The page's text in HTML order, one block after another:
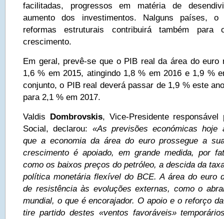
facilitadas, progressos em matéria de
aumento dos investimentos. Nalguns países,
reformas estruturais contribuirá também
crescimento.
Em geral, prevê-se que o PIB real da área do euro
1,6 % em 2015, atingindo 1,8 % em 2016 e 1,9 %
conjunto, o PIB real deverá passar de 1,9 % este
para 2,1 % em 2017.
Valdis Dombrovskis, Vice-Presidente
Social, declarou: «As previsões económicas hoje
que a economia da área do euro prossegue a
crescimento é apoiado, em grande medida, por
como os baixos preços do petróleo, a descida da
política monetária flexível do BCE. A área do euro
de resistência às evoluções externas, como o
mundial, o que é encorajador. O apoio e o reforço
tire partido destes «ventos favoráveis»